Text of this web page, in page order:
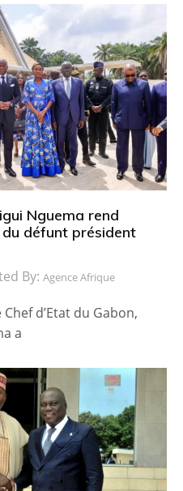
Nguema rend
défunt président
By: Agence Afrique
d’Etat du Gabon,
a